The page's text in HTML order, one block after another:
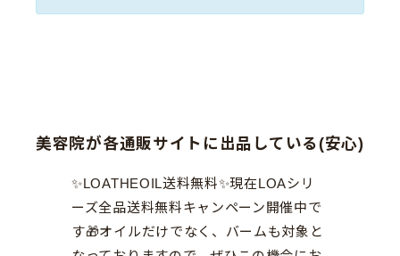
美容院が各通販サイトに出品している(安心)
✨LOATHEOIL送料無料✨現在LOAシリ
ーズ全品送料無料キャンペーン開催中で
す🎁オイルだけでなく、バームも対象と